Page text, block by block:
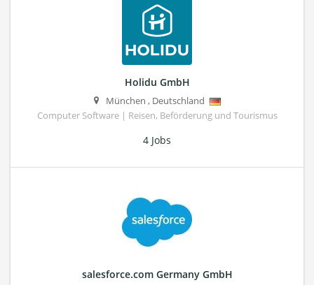
Holidu GmbH
München , Deutschland
Computer Software | Reisen, Beförderung und Tourismus
4 Jobs
salesforce.com Germany GmbH